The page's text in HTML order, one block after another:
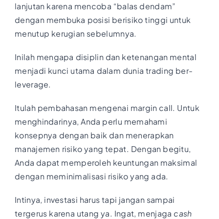
lanjutan karena mencoba “balas dendam”
dengan membuka posisi berisiko tinggi untuk
menutup kerugian sebelumnya.
Inilah mengapa disiplin dan ketenangan mental
menjadi kunci utama dalam dunia trading ber-
leverage.
Itulah pembahasan mengenai margin call. Untuk
menghindarinya, Anda perlu memahami
konsepnya dengan baik dan menerapkan
manajemen risiko yang tepat. Dengan begitu,
Anda dapat memperoleh keuntungan maksimal
dengan meminimalisasi risiko yang ada.
Intinya, investasi harus tapi jangan sampai
tergerus karena utang ya. Ingat, menjaga cash